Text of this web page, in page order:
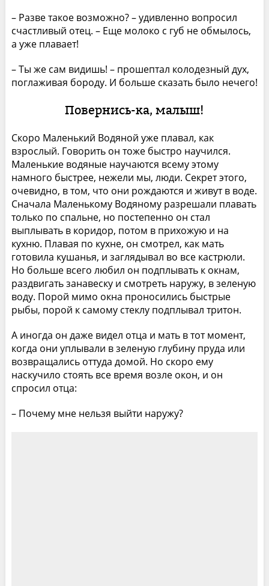
– Разве такое возможно? – удивленно вопросил
счастливый отец. – Еще молоко с губ не обмылось,
а уже плавает!
– Ты же сам видишь! – прошептал колодезный дух,
поглаживая бороду. И больше сказать было нечего!
Повернись-ка, малыш!
Скоро Маленький Водяной уже плавал, как
взрослый. Говорить он тоже быстро научился.
Маленькие водяные научаются всему этому
намного быстрее, нежели мы, люди. Секрет этого,
очевидно, в том, что они рождаются и живут в воде.
Сначала Маленькому Водяному разрешали плавать
только по спальне, но постепенно он стал
выплывать в коридор, потом в прихожую и на
кухню. Плавая по кухне, он смотрел, как мать
готовила кушанья, и заглядывал во все кастрюли.
Но больше всего любил он подплывать к окнам,
раздвигать занавеску и смотреть наружу, в зеленую
воду. Порой мимо окна проносились быстрые
рыбы, порой к самому стеклу подплывал тритон.
А иногда он даже видел отца и мать в тот момент,
когда они уплывали в зеленую глубину пруда или
возвращались оттуда домой. Но скоро ему
наскучило стоять все время возле окон, и он
спросил отца:
– Почему мне нельзя выйти наружу?